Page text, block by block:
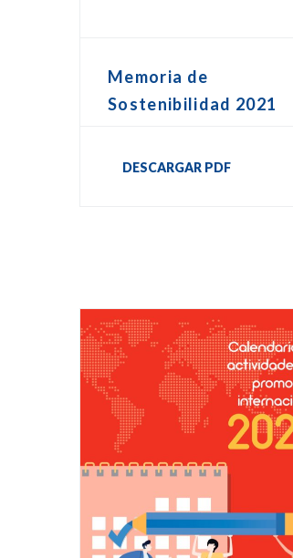
Memoria de
Sostenibilidad 2021
DESCARGAR PDF